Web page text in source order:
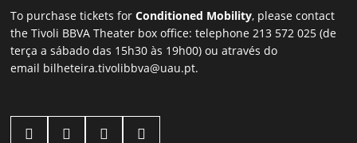
To purchase tickets forConditioned Mobility, please contact
the Tivoli BBVA Theater box office: telephone213 572 025 (de
terça a sábado das 15h30 às 19h00) ou através do
email bilheteira.tivolibbva@uau.pt.
   